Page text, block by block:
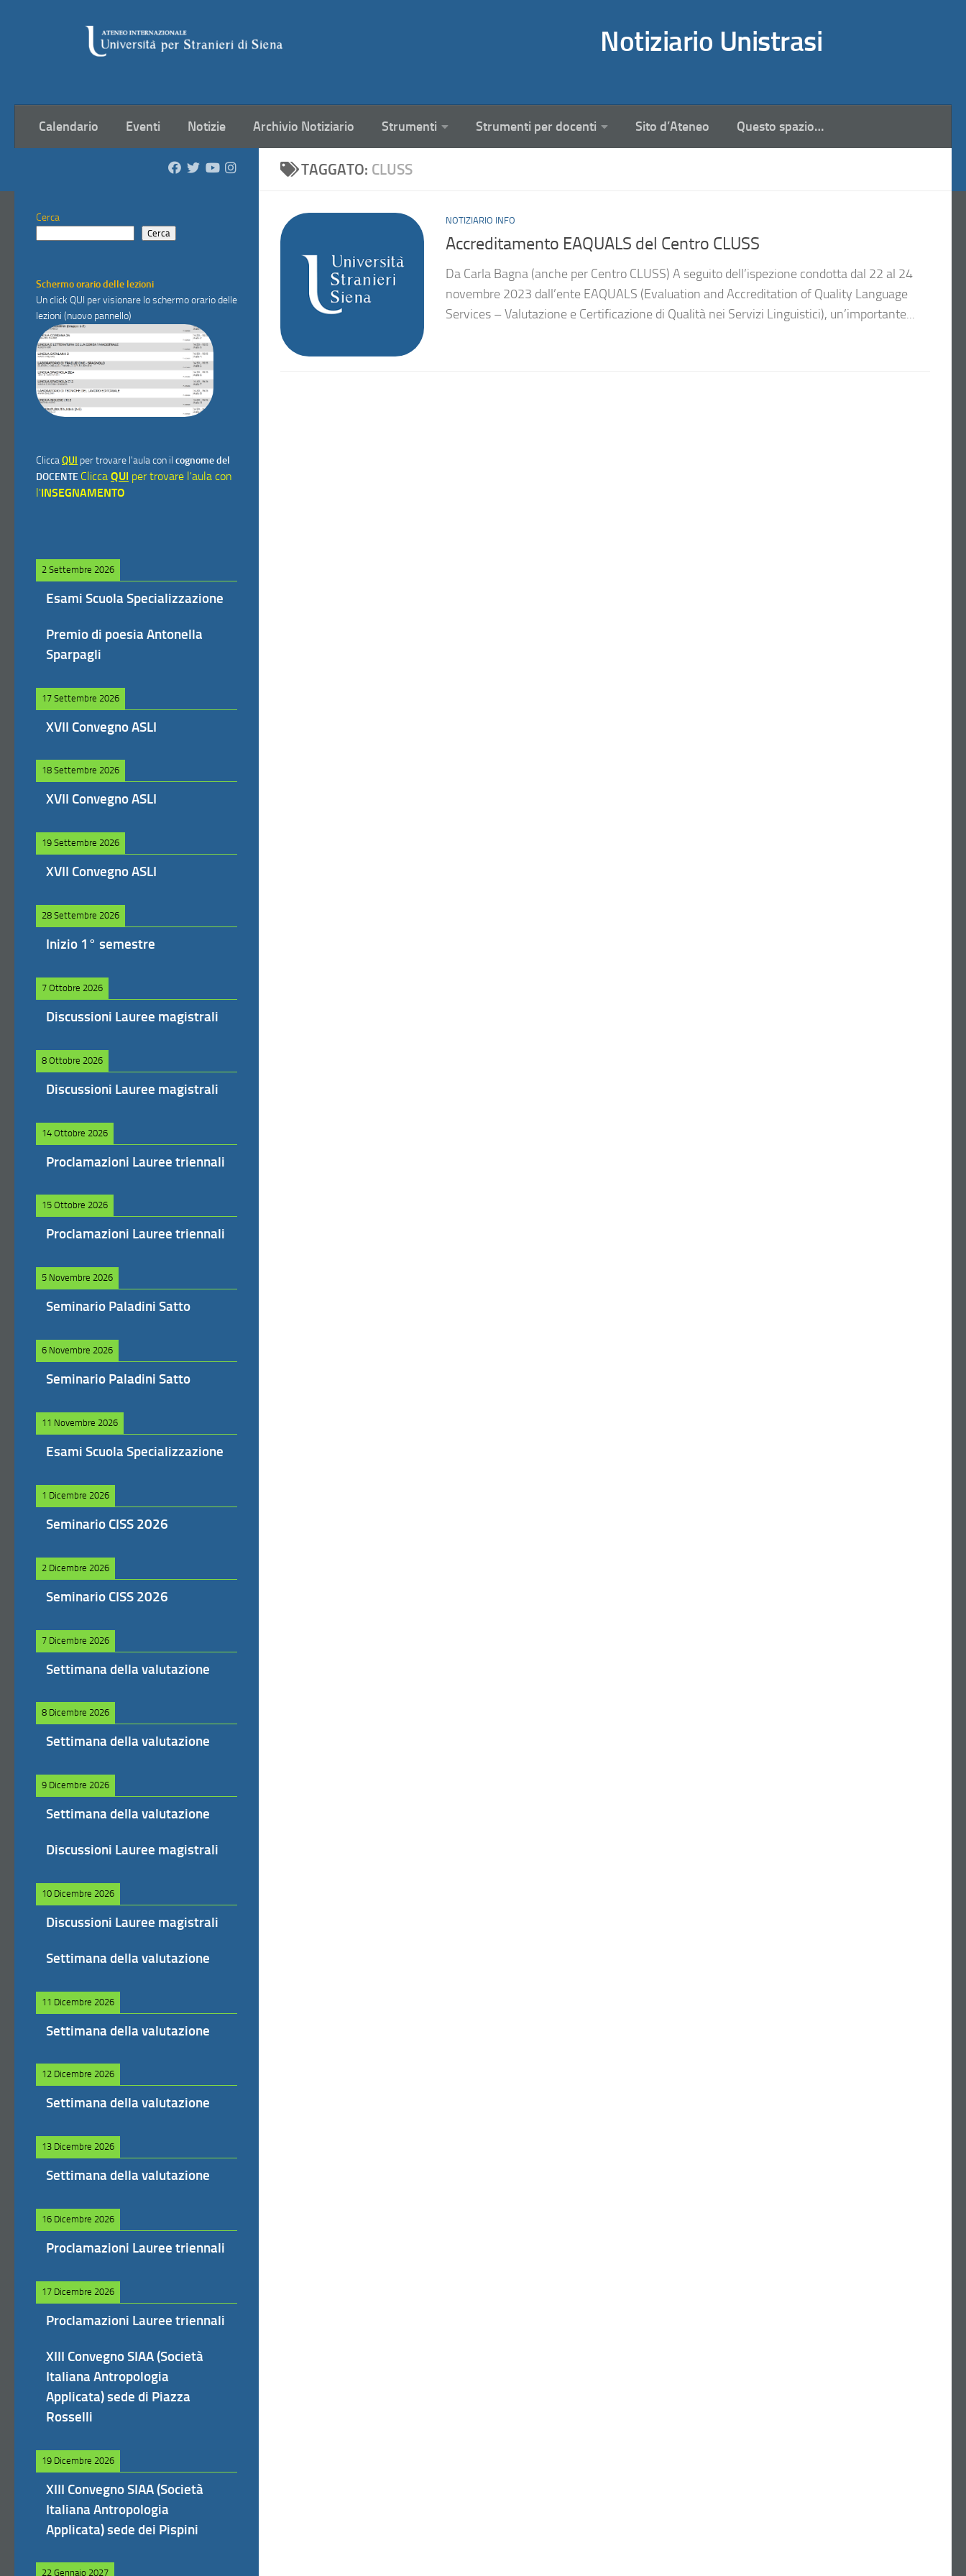
Notiziario Unistrasi
Calendario Eventi Notizie Archivio Notiziario Strumenti Strumenti per docenti Sito d’Ateneo Questo spazio…
TAGGATO: CLUSS
NOTIZIARIO INFO
Accreditamento EAQUALS del Centro CLUSS
Da Carla Bagna (anche per Centro CLUSS) A seguito dell’ispezione condotta dal 22 al 24
novembre 2023 dall’ente EAQUALS (Evaluation and Accreditation of Quality Language
Services – Valutazione e Certificazione di Qualità nei Servizi Linguistici), un’importante...
Cerca
Cerca
Schermo orario delle lezioni
Un click QUI per visionare lo schermo orario delle
lezioni (nuovo pannello)
CliccaQUI per trovare l'aula con il cognome del
DOCENTE Clicca QUI per trovare l'aula con
l'INSEGNAMENTO
2 Settembre 2026
Esami Scuola Specializzazione
Premio di poesia Antonella
Sparpagli
17 Settembre 2026
XVII Convegno ASLI
18 Settembre 2026
XVII Convegno ASLI
19 Settembre 2026
XVII Convegno ASLI
28 Settembre 2026
Inizio 1° semestre
7 Ottobre 2026
Discussioni Lauree magistrali
8 Ottobre 2026
Discussioni Lauree magistrali
14 Ottobre 2026
Proclamazioni Lauree triennali
15 Ottobre 2026
Proclamazioni Lauree triennali
5 Novembre 2026
Seminario Paladini Satto
6 Novembre 2026
Seminario Paladini Satto
11 Novembre 2026
Esami Scuola Specializzazione
1 Dicembre 2026
Seminario CISS 2026
2 Dicembre 2026
Seminario CISS 2026
7 Dicembre 2026
Settimana della valutazione
8 Dicembre 2026
Settimana della valutazione
9 Dicembre 2026
Settimana della valutazione
Discussioni Lauree magistrali
10 Dicembre 2026
Discussioni Lauree magistrali
Settimana della valutazione
11 Dicembre 2026
Settimana della valutazione
12 Dicembre 2026
Settimana della valutazione
13 Dicembre 2026
Settimana della valutazione
16 Dicembre 2026
Proclamazioni Lauree triennali
17 Dicembre 2026
Proclamazioni Lauree triennali
XIII Convegno SIAA (Società
Italiana Antropologia
Applicata) sede di Piazza
Rosselli
19 Dicembre 2026
XIII Convegno SIAA (Società
Italiana Antropologia
Applicata) sede dei Pispini
22 Gennaio 2027